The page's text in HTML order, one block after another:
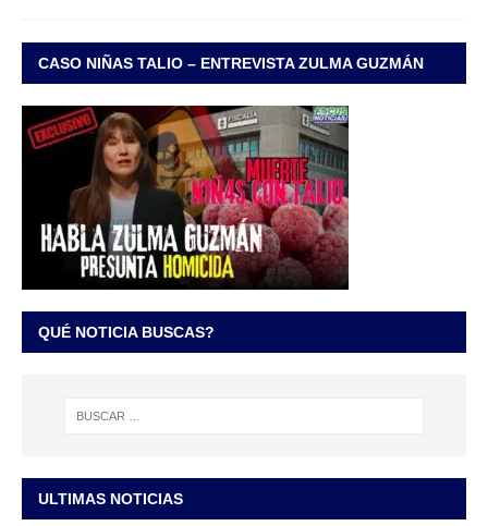
CASO NIÑAS TALIO – ENTREVISTA ZULMA GUZMÁN
QUÉ NOTICIA BUSCAS?
ULTIMAS NOTICIAS